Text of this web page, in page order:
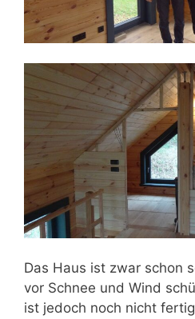
Das Haus ist zwar schon
vor Schnee und Wind
ist jedoch noch nicht